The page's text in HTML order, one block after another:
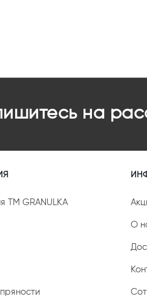
на
ТМ GRANULKA
О